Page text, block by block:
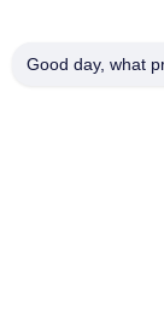
160T rubber het
Good day, what